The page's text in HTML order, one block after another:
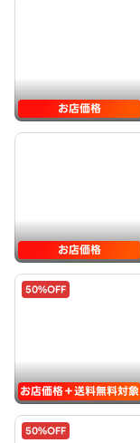
お店価格
お店価格
50%OFF
お店価格＋送料無料対象
50%OFF